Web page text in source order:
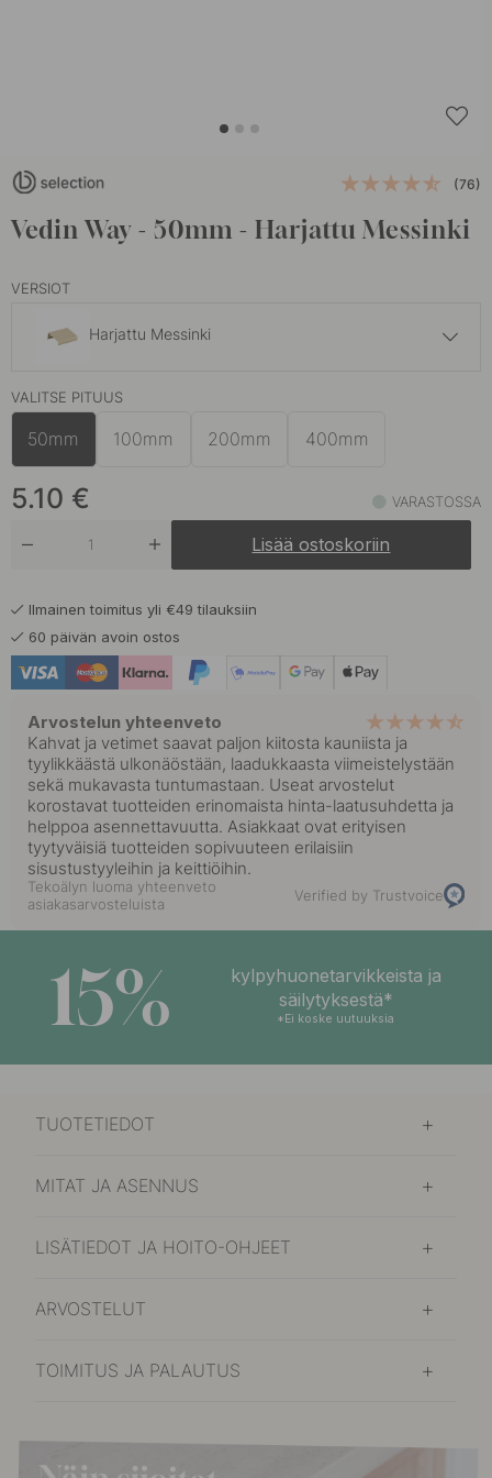
(76)
Vedin Way - 50mm - Harjattu Messinki
VERSIOT
Harjattu Messinki
Mattamusta
VALITSE PITUUS
50mm 100mm 200mm 400mm
5.10 € VARASTOSSA
Lisää ostoskoriin
Ilmainen toimitus yli €49 tilauksiin
60 päivän avoin ostos
Arvostelun yhteenveto
Kahvat ja vetimet saavat paljon kiitosta kauniista ja
tyylikkäästä ulkonäöstään, laadukkaasta viimeistelystään
sekä mukavasta tuntumastaan. Useat arvostelut
korostavat tuotteiden erinomaista hinta-laatusuhdetta ja
helppoa asennettavuutta. Asiakkaat ovat erityisen
tyytyväisiä tuotteiden sopivuuteen erilaisiin
sisustustyyleihin ja keittiöihin.
Tekoälyn luoma yhteenveto
asiakasarvosteluista
Verified by Trustvoice
15%
kylpyhuonetarvikkeista ja
säilytyksestä*
*Ei koske uutuuksia
TUOTETIEDOT
MITAT JA ASENNUS
LISÄTIEDOT JA HOITO-OHJEET
ARVOSTELUT
TOIMITUS JA PALAUTUS